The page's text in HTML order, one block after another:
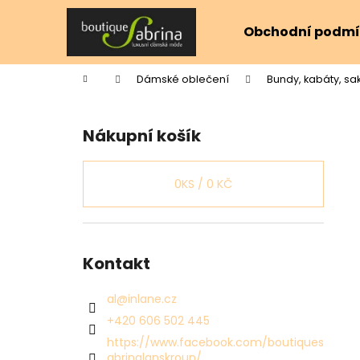
Obchodní
Domů Dámské oblečení Bundy, kabáty,
Nákupní košík
0KS / 0 KČ
Kontakt
al@inlane.cz
+420 606 502 445
https://www.facebook.com/boutiques
í
do
do